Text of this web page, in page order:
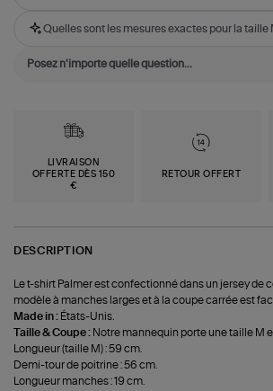
Quelles sont les mesures exactes pour la taille
LIVRAISON
OFFERTE DÈS 150
€
RETOUR OFFERT
DESCRIPTION
Le t-shirt Palmer est confectionné dans un jersey de
modèle à manches larges et à la coupe carrée est
Made in : États-Unis.
Taille & Coupe : Notre mannequin porte une taille M
Longueur (taille M) : 59 cm.
Demi-tour de poitrine : 56 cm.
Longueur manches : 19 cm.